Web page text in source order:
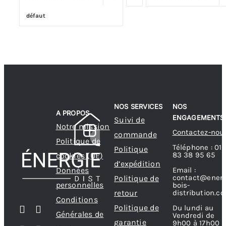
défaut
A PROPOS
Notre mission
Politique de
cookies (UE)
Données
personnelles
Conditions
Générales de
NOS SERVICES
Suivi de
commande
Politique
d’expédition
Politique de
retour
Politique de
garantie
NOS
ENGAGEMENTS
Contactez-
Téléphone : 01
83 38 95 65
Email :
bois-
Du lundi au
Vendredi de
9h00 à 17h00